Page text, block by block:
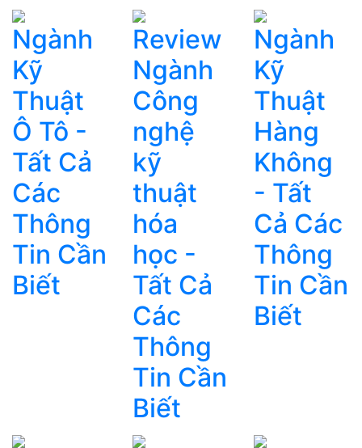
Ngành
Kỹ
Thuật
Ô Tô -
Tất Cả
Các
Thông
Tin Cần
Biết
Review
Ngành
Công
nghệ
kỹ
thuật
hóa
học -
Tất Cả
Các
Thông
Tin Cần
Biết
Ngành
Kỹ
Thuật
Hàng
Không
- Tất
Cả Các
Thông
Tin Cần
Biết